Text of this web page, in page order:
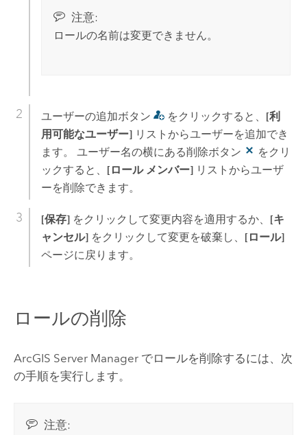
注意:
ロールの名前は変更できません。
ユーザーの追加ボタン をクリックすると、 [利
用可能なユーザー]リストからユーザーを追加でき
ます。 ユーザー名の横にある削除ボタン
をクリ
ックすると、 [ロール メンバー]リストからユーザ
ーを削除できます。
[保存]をクリックして変更内容を適用するか、 [キ
ャンセル]をクリックして変更を破棄し、 [ロール]
ページに戻ります。
ロールの削除
ArcGIS Server Manager でロールを削除するには、次
の手順を実行します。
注意: